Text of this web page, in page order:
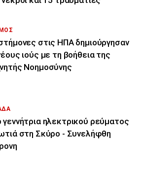
στις ΗΠΑ δημιούργησαν
ιούς με τη βοήθεια της
Νοημοσύνης
ηλεκτρικού ρεύματος
στη Σκύρο - Συνελήφθη